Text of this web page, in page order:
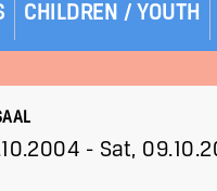
CHILDREN / YOUTH
- Sat,